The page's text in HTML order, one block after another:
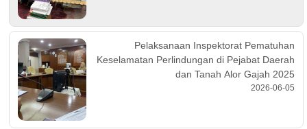
Pelaksanaan Inspektorat Pematuhan
Keselamatan Perlindungan di Pejabat Daerah
dan Tanah Alor Gajah 2025
2026-06-05